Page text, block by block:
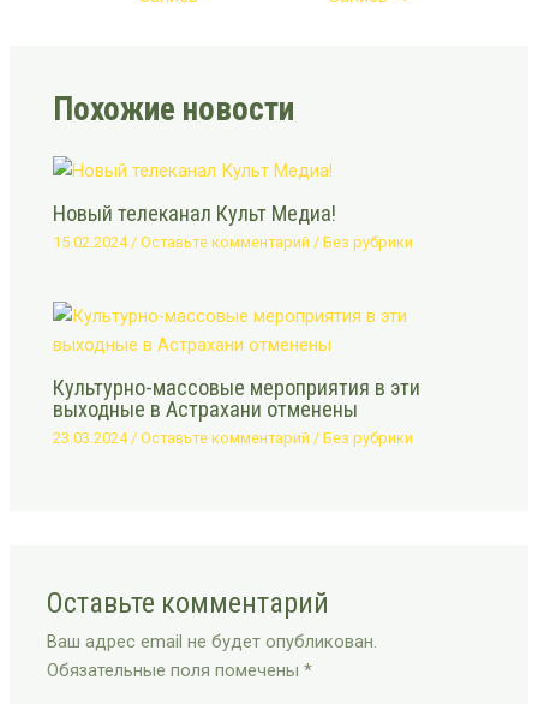
Похожие новости
Новый телеканал Культ Медиа!
15.02.2024/Оставьте комментарий /Без рубрики
Культурно-массовые мероприятия в эти
выходные в Астрахани отменены
23.03.2024 /Оставьте комментарий /Без рубрики
Оставьте комментарий
Ваш адрес email не будет опубликован.
Обязательные поля помечены*